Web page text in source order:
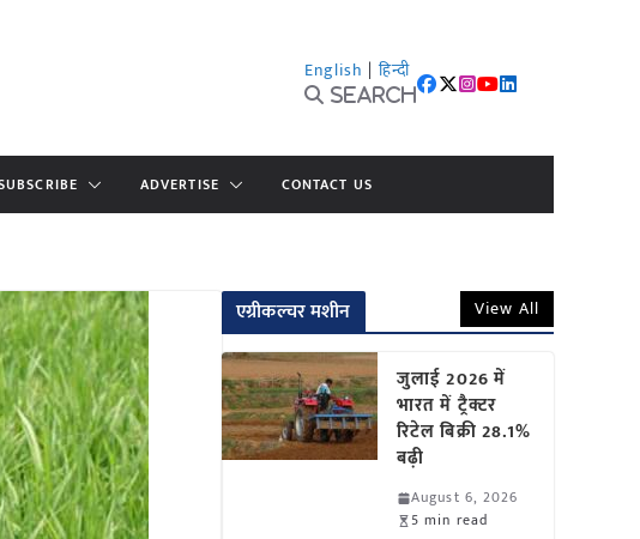
English | हिन्दी
Search
ADVERTISE CONTACT US
एग्रीकल्चर मशीन View All
जुलाई 2026 में
भारत में ट्रैक्टर
रिटेल बिक्री 28.1%
बढ़ी
August 6, 2026
5 min read